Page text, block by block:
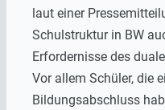
laut einer
Schulstruktur in BW
Erfordernisse des
Vor allem Schüler, die
Bildungsabschluss